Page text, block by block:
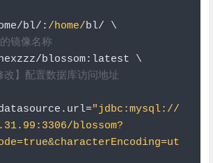
/bl/: /home/bl/ \
镜像名称
/blossom: latest \
改】配置数据库访问地址
. url="jdbc:mysql://
blossom?